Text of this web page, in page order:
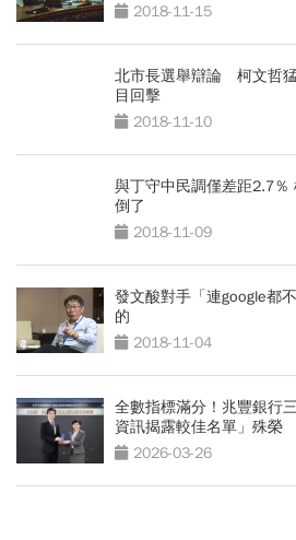
2018-11-15
北市長選舉辯論 柯文哲
目回擊
2018-11-10
與丁守中民調僅差距2.7
倒了
2018-11-09
發文酸對手「連google都
的
2018-11-04
全數指標滿分！兆豐銀行
資訊揭露較佳名單」殊榮
2026-03-26